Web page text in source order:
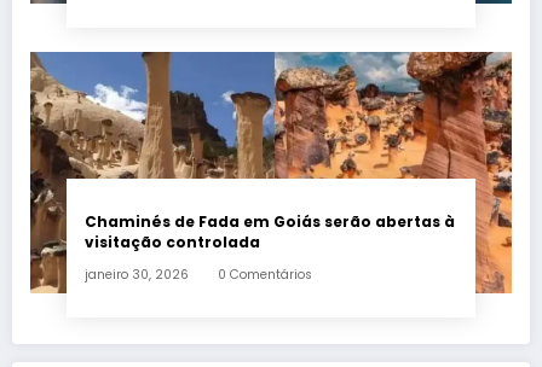
Chaminés de Fada em Goiás serão abertas à
visitação controlada
janeiro 30, 2026 0 Comentários